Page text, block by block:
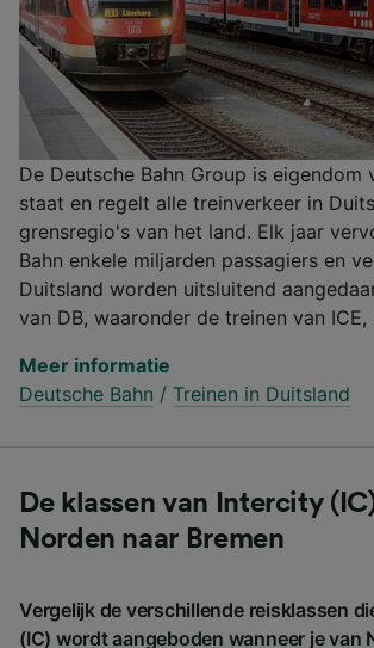
De Deutsche Bahn Group is eigendom
staat en regelt alle treinverkeer in
grensregio's van het land. Elk jaar
Bahn enkele miljarden passagiers en
Duitsland worden uitsluitend
van DB, waaronder de treinen van ICE,
Meer informatie
Deutsche Bahn / Treinen in Duitsland
De klassen van Intercity
Norden naar Bremen
Vergelijk de verschillende reisklassen
(IC) wordt aangeboden wanneer je van